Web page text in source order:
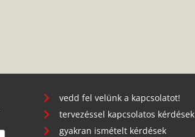
vedd fel velünk a kapcsolatot!
tervezéssel kapcsolatos kérdések
gyakran ismételt kérdések